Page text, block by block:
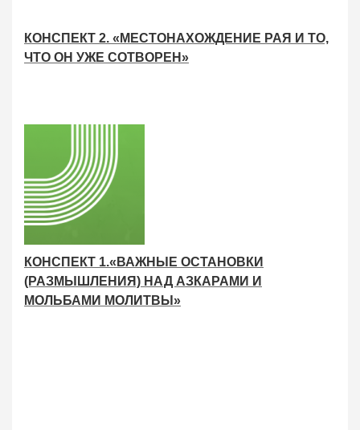
КОНСПЕКТ 2. «МЕСТОНАХОЖДЕНИЕ РАЯ И ТО,
ЧТО ОН УЖЕ СОТВОРЕН»
КОНСПЕКТ 1.«ВАЖНЫЕ ОСТАНОВКИ
(РАЗМЫШЛЕНИЯ) НАД АЗКАРАМИ И
МОЛЬБАМИ МОЛИТВЫ»